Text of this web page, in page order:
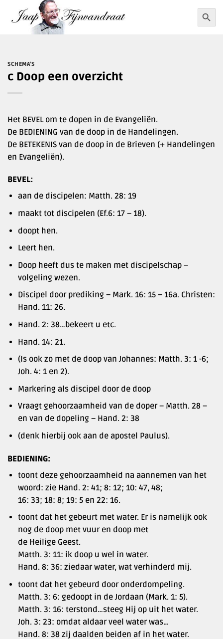
naar
Zoek
naar:
SCHEMA'S
c Doop een overzicht
Het BEVEL om te dopen in de Evangeliën.
De BEDIENING van de doop in de Handelingen.
De BETEKENIS van de doop in de Brieven (+ Handelingen
en Evangeliën).
BEVEL:
aan de discipelen: Matth. 28: 19
maakt tot discipelen (Ef.6: 17 – 18).
doopt hen.
Leert hen.
Doop heeft dus te maken met discipelschap –
volgeling wezen.
Discipel door prediking – Mark. 16: 15 – 16a. Christen:
Hand. 11: 26.
Hand. 2: 38…bekeert u etc.
Hand. 14: 21.
(Is ook zo met de doop van Johannes: Matth. 3: 1 -6;
Joh. 4: 1 en 2).
Markering als discipel door de doop
Vraagt gehoorzaamheid van de doper – Matth. 28 –
en van de dopeling – Hand. 2: 38
(denk hierbij ook aan de apostel Paulus).
BEDIENING:
toont deze gehoorzaamheid na aannemen van het
woord: zie Hand. 2: 41; 8: 12; 10: 47, 48;
16: 33; 18: 8; 19: 5 en 22: 16.
toont dat het gebeurt met water. Er is namelijk ook
nog de doop met vuur en doop met
de Heilige Geest.
Matth. 3: 11: ik doop u wel in water.
Hand. 8: 36: ziedaar water, wat verhinderd mij.
toont dat het gebeurd door onderdompeling.
Matth. 3: 6: gedoopt in de Jordaan (Mark. 1: 5).
Matth. 3: 16: terstond…steeg Hij op uit het water.
Joh. 3: 23: omdat aldaar veel water was…
Hand. 8: 38 zij daalden beiden af in het water.